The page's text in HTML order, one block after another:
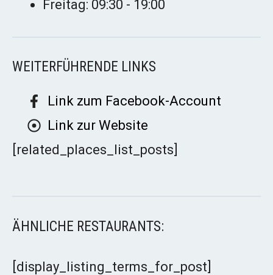
Freitag: 09:30 - 19:00
WEITERFÜHRENDE LINKS
Link zum Facebook-Account
Link zur Website
[related_places_list_posts]
ÄHNLICHE RESTAURANTS:
[display_listing_terms_for_post]